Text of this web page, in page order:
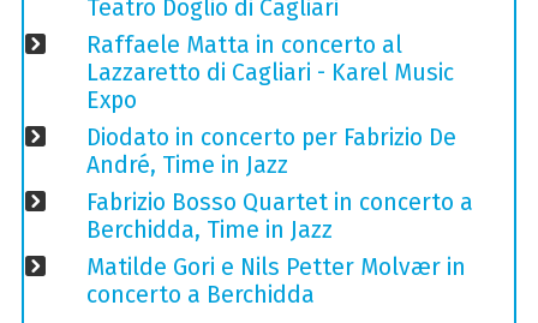
Teatro Doglio di Cagliari
Raffaele Matta in concerto al
Lazzaretto di Cagliari - Karel Music
Expo
Diodato in concerto per Fabrizio De
André, Time in Jazz
Fabrizio Bosso Quartet in concerto a
Berchidda, Time in Jazz
Matilde Gori e Nils Petter Molvær in
concerto a Berchidda